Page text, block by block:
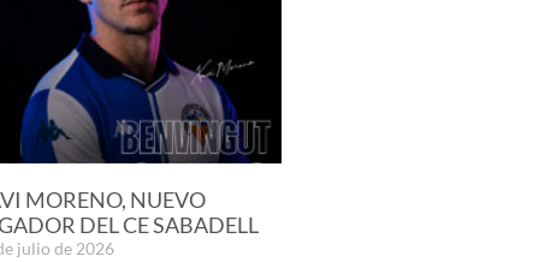
MORENO, NUEVO
DEL CE SABADELL
julio de 2026